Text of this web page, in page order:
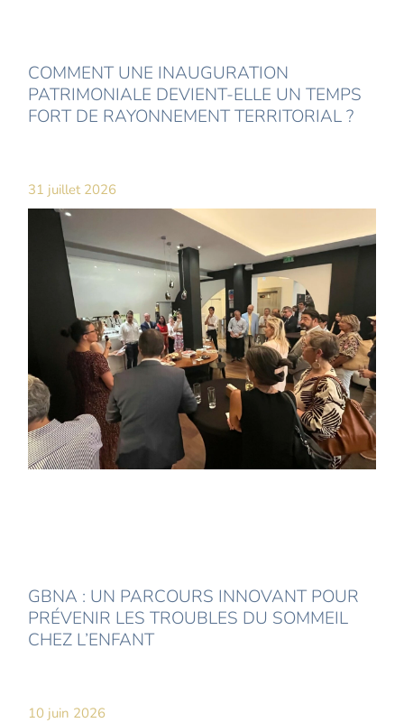
COMMENT UNE INAUGURATION
PATRIMONIALE DEVIENT-ELLE UN TEMPS
FORT DE RAYONNEMENT TERRITORIAL ?
31 juillet 2026
GBNA : UN PARCOURS INNOVANT POUR
PRÉVENIR LES TROUBLES DU SOMMEIL
CHEZ L’ENFANT
10 juin 2026